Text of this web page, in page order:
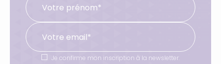
Je confirme mon inscription à la newsletter.